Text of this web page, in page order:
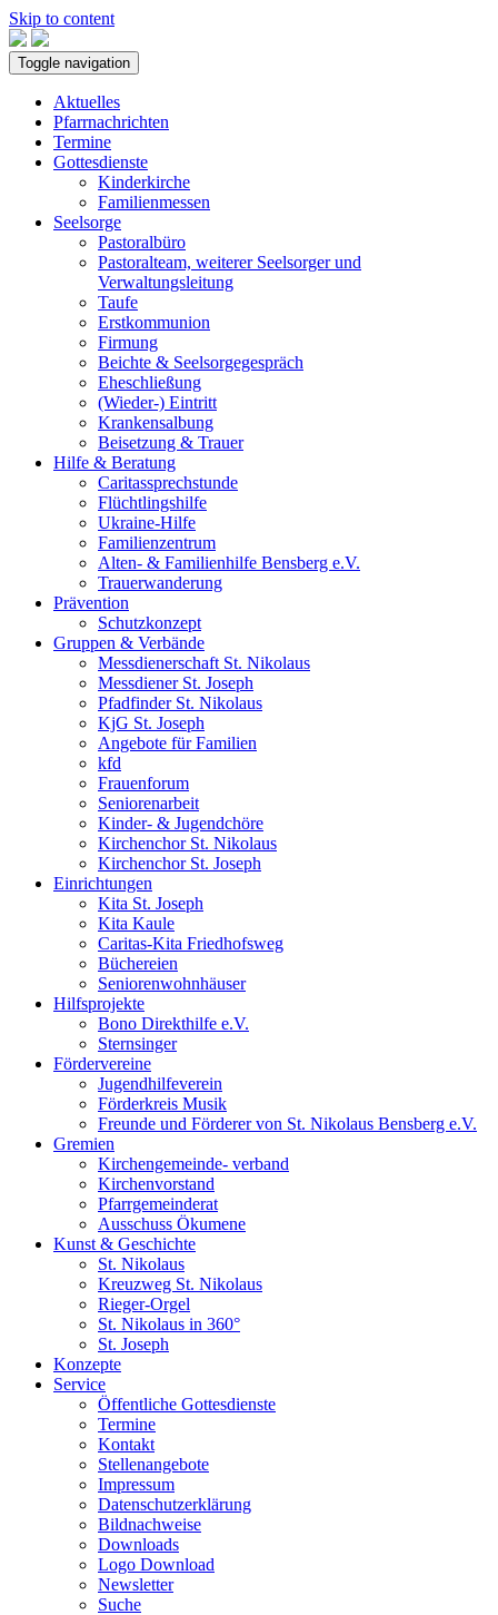
Skip to content
Toggle navigation
Aktuelles
Pfarrnachrichten
Termine
Gottesdienste
Kinderkirche
Familienmessen
Seelsorge
Pastoralbüro
Pastoralteam, weiterer Seelsorger und
Verwaltungsleitung
Taufe
Erstkommunion
Firmung
Beichte & Seelsorgegespräch
Eheschließung
(Wieder-) Eintritt
Krankensalbung
Beisetzung & Trauer
Hilfe & Beratung
Caritassprechstunde
Flüchtlingshilfe
Ukraine-Hilfe
Familienzentrum
Alten- & Familienhilfe Bensberg e.V.
Trauerwanderung
Prävention
Schutzkonzept
Gruppen & Verbände
Messdienerschaft St. Nikolaus
Messdiener St. Joseph
Pfadfinder St. Nikolaus
KjG St. Joseph
Angebote für Familien
kfd
Frauenforum
Seniorenarbeit
Kinder- & Jugendchöre
Kirchenchor St. Nikolaus
Kirchenchor St. Joseph
Einrichtungen
Kita St. Joseph
Kita Kaule
Caritas-Kita Friedhofsweg
Büchereien
Seniorenwohnhäuser
Hilfsprojekte
Bono Direkthilfe e.V.
Sternsinger
Fördervereine
Jugendhilfeverein
Förderkreis Musik
Freunde und Förderer von St. Nikolaus Bensberg e.V.
Gremien
Kirchengemeinde- verband
Kirchenvorstand
Pfarrgemeinderat
Ausschuss Ökumene
Kunst & Geschichte
St. Nikolaus
Kreuzweg St. Nikolaus
Rieger-Orgel
St. Nikolaus in 360°
St. Joseph
Konzepte
Service
Öffentliche Gottesdienste
Termine
Kontakt
Stellenangebote
Impressum
Datenschutzerklärung
Bildnachweise
Downloads
Logo Download
Newsletter
Suche